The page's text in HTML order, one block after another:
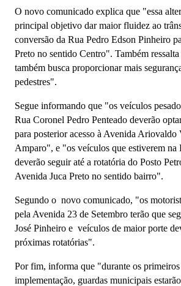
O novo comunicado explica que "essa
principal objetivo dar maior fluidez ao
conversão da Rua Pedro Edson Pinheiro
Preto no sentido Centro". Também
também busca proporcionar mais
pedestres".
Segue informando que "os veículos
Rua Coronel Pedro Penteado deverão
para posterior acesso à Avenida Ariovaldo
Amparo", e "os veículos que estiverem na
deverão seguir até a rotatória do Posto
Avenida Juca Preto no sentido bairro".
Segundo o novo comunicado, "os
pela Avenida 23 de Setembro terão que
José Pinheiro e veículos de maior porte
próximas rotatórias".
Por fim, informa que "durante os primeiros
implementação, guardas municipais